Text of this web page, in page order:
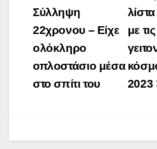
navigation
με
2023
Σύλληψη
22χρονου – Είχε
ολόκληρο
οπλοστάσιο μέσα
στο σπίτι του